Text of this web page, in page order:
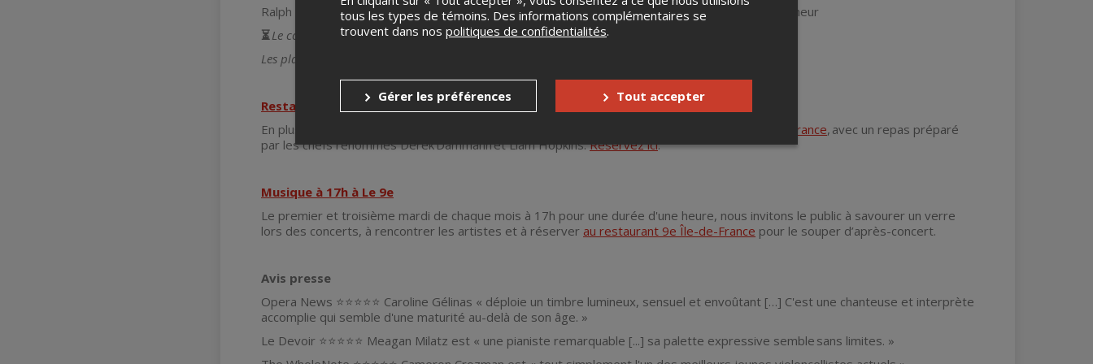
Ralph Vaughan-Williams – Quintette pour piano, violon, alto, violoncelle et contrebasse en do mineur
⏳Le concert sera d'une durée d'environ 60 minutes.
Les places sont attribuées selon l'ordre d'arrivée.
Restaurant
En plus de votre concert, vous pouvez faire une réservation pour souper au
restaurant Ile-de-France, avec un repas préparé
par les chefs renommés Derek Dammann et Liam Hopkins.Réservez ici.
Musique à 17h à Le 9e
Le premier et troisième mardi de chaque mois à 17h pour une durée d'une heure, nous invitons le public à savourer un verre
lors des concerts, à rencontrer les artistes et à réserver au restaurant 9e Île-de-France pour le souper d’après-concert.
Avis presse
Opera News ⭐⭐⭐⭐⭐ Caroline Gélinas « déploie un timbre lumineux, sensuel et envoûtant […] C'est une chanteuse et interprète
accomplie qui semble d'une maturité au-delà de son âge. »
Le Devoir ⭐⭐⭐⭐⭐ Meagan Milatz est « une pianiste remarquable [...] sa palette expressive semble sans limites. »
tous les types de témoins. Des informations complémentaires se
trouvent dans nos politiques de confidentialités.
Gérer les préférences Tout accepter